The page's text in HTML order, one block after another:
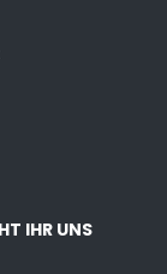
IHR UNS